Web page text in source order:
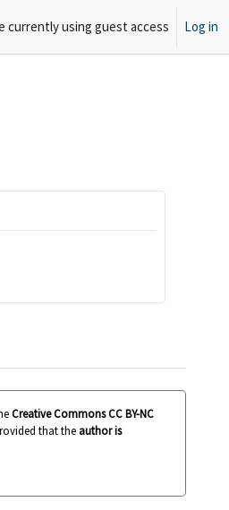
currently using guest access Log in
Creative Commons CC BY-NC
that the author is